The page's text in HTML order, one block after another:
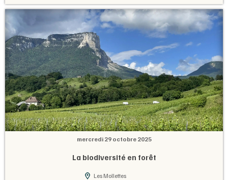
mercredi 29 octobre 2025
La biodiversité en forêt
Les Mollettes